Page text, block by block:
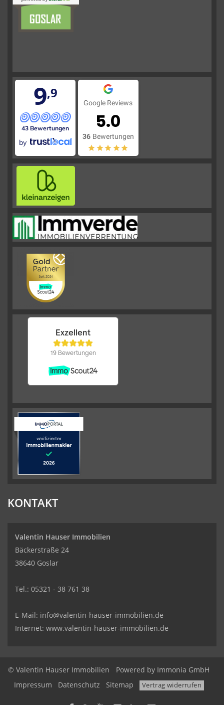
9,9
43 Bewertungen
by
Google Reviews
5.0
36 Bewertungen
KONTAKT
Valentin Hauser Immobilien
Bäckerstraße 24
38640 Goslar
Tel.: 05321 - 38 761 38
E-Mail: info@valentin-hauser-immobilien.de
Internet: www.valentin-hauser-immobilien.de
© Valentin Hauser Immobilien
Powered by Immonia GmbH
Impressum
Datenschutz Sitemap Vertrag widerrufen